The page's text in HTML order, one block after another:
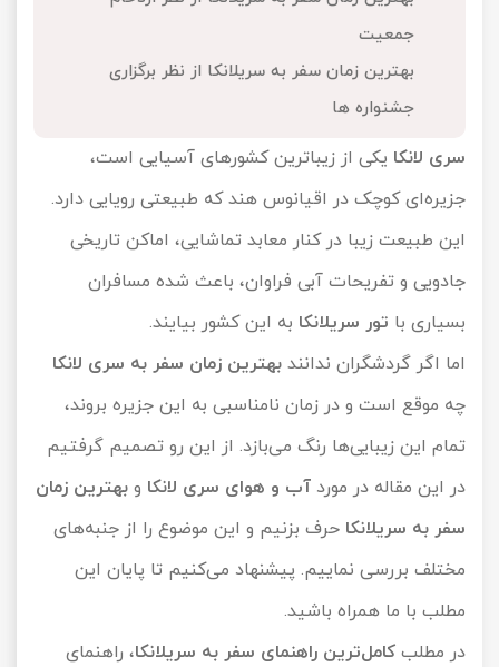
جمعیت
جشنواره ها
سری لانکا یکی از زیباترین کشورهای آسیایی است،
جزیره‌ای کوچک در اقیانوس هند که طبیعتی رویایی دارد.
این طبیعت زیبا در کنار معابد تماشایی، اماکن تاریخی
جادویی و تفریحات آبی فراوان، باعث شده مسافران
بسیاری با تور سریلانکا به این کشور بیایند.
اما اگر گردشگران ندانند بهترین زمان سفر به سری لانکا
چه موقع است و در زمان نامناسبی به این جزیره بروند،
تمام این زیبایی‌ها رنگ می‌بازد. از این رو تصمیم گرفتیم
در این مقاله در مورد آب و هوای سری لانکا و بهترین زمان
سفر به سریلانکا حرف بزنیم و این موضوع را از جنبه‌های
مختلف بررسی نماییم. پیشنهاد می‌کنیم تا پایان این
مطلب با ما همراه باشید.
در مطلب کامل‌ترین راهنمای سفر به سریلانکا، راهنمای
تور کویر مرنجاب
تور کویر کاراکال
تور کویر مصر
تور هرمز
تور ماسوله
تور گلستان
تور سوباتان
تور مرداب هسل
تور کیش از ساری
تور کیش از بندرعباس
تور سنگاپور اقساطی
تور قزاقستان اقساطی
تور زیارتی اقساطی